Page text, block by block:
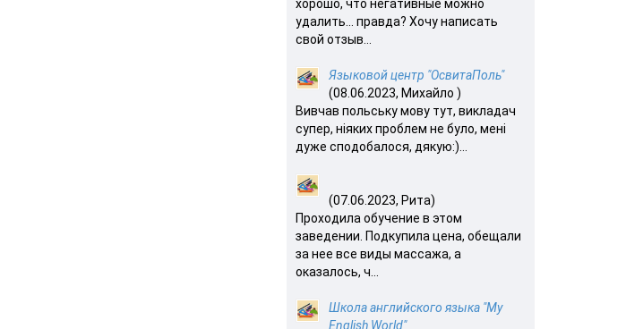
хорошо, что негативные можно
удалить… правда? Хочу написать
свой отзыв...
Языковой центр "ОсвитаПоль"
(08.06.2023, Михайло )
Вивчав польську мову тут, викладач
супер, ніяких проблем не було, мені
дуже сподобалося, дякую:)...
(07.06.2023, Рита)
Проходила обучение в этом
заведении. Подкупила цена, обещали
за нее все виды массажа, а
оказалось, ч...
Школа английского языка "My
English World"